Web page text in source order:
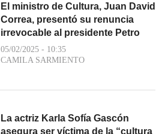
El ministro de Cultura, Juan David
Correa, presentó su renuncia
irrevocable al presidente Petro
05/02/2025 - 10:35
CAMILA SARMIENTO
La actriz Karla Sofía Gascón
asegura ser víctima de la “cultura